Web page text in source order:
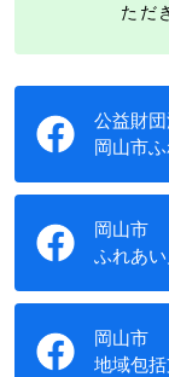
ただ
公益財団
岡山市
岡山市
ふれあ
岡山市
地域包